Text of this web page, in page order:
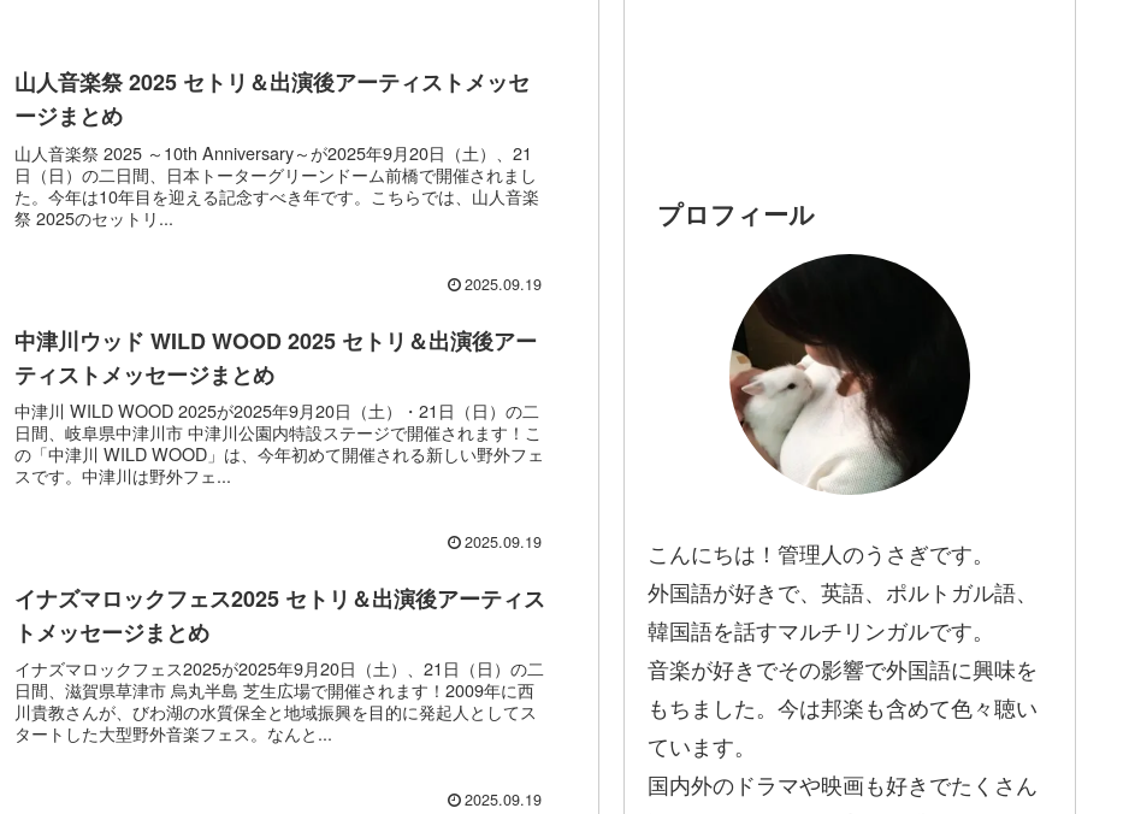
山人音楽祭 2025 セトリ＆出演後アーティストメッセ
ージまとめ
山人音楽祭 2025 ～10th Anniversary～が2025年9月20日（土）、21
日（日）の二日間、日本トーターグリーンドーム前橋で開催されまし
た。今年は10年目を迎える記念すべき年です。こちらでは、山人音楽
祭 2025のセットリ...
2025.09.19
中津川ウッド WILD WOOD 2025 セトリ＆出演後アー
ティストメッセージまとめ
中津川 WILD WOOD 2025が2025年9月20日（土）・21日（日）の二
日間、岐阜県中津川市 中津川公園内特設ステージで開催されます！こ
の「中津川 WILD WOOD」は、今年初めて開催される新しい野外フェ
スです。中津川は野外フェ...
2025.09.19
イナズマロックフェス2025 セトリ＆出演後アーティス
トメッセージまとめ
イナズマロックフェス2025が2025年9月20日（土）、21日（日）の二
日間、滋賀県草津市 烏丸半島 芝生広場で開催されます！2009年に西
川貴教さんが、びわ湖の水質保全と地域振興を目的に発起人としてス
タートした大型野外音楽フェス。なんと...
2025.09.19
プロフィール
こんにちは！管理人のうさぎです。
外国語が好きで、英語、ポルトガル語、
韓国語を話すマルチリンガルです。
音楽が好きでその影響で外国語に興味を
もちました。今は邦楽も含めて色々聴い
ています。
国内外のドラマや映画も好きでたくさん